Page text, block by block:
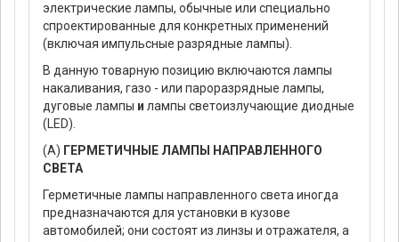
электрические лампы, обычные или специально
спроектированные для конкретных применений
(включая импульсные разрядные лампы).
В данную товарную позицию включаются лампы
накаливания, газо - или пароразрядные лампы,
дуговые лампы и лампы светоизлучающие диодные
(LED).
(А) ГЕРМЕТИЧНЫЕ ЛАМПЫ НАПРАВЛЕННОГО
СВЕТА
Герметичные лампы направленного света иногда
предназначаются для установки в кузове
автомобилей; они состоят из линзы и отражателя, а